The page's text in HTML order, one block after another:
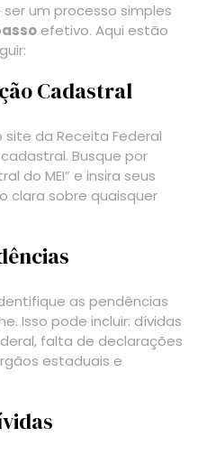
um processo simples
efetivo. Aqui estão
Cadastral
site da Receita Federal
Busque por
do MEI” e insira seus
clara sobre quaisquer
as pendências
Isso pode incluir: dívidas
falta de declarações
estaduais e